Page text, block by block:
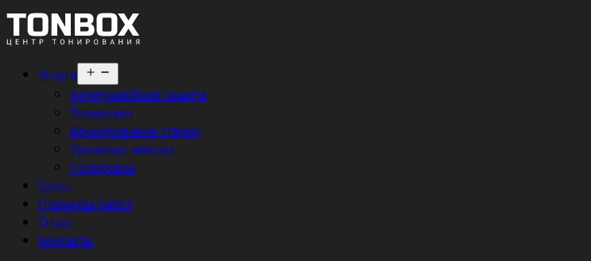
Услуги
меню
Антигравийная защита
Тонировка
Бронирование стёкол
Удаление вмятин
Полировка
Цены
Примеры работ
О нас
Контакты